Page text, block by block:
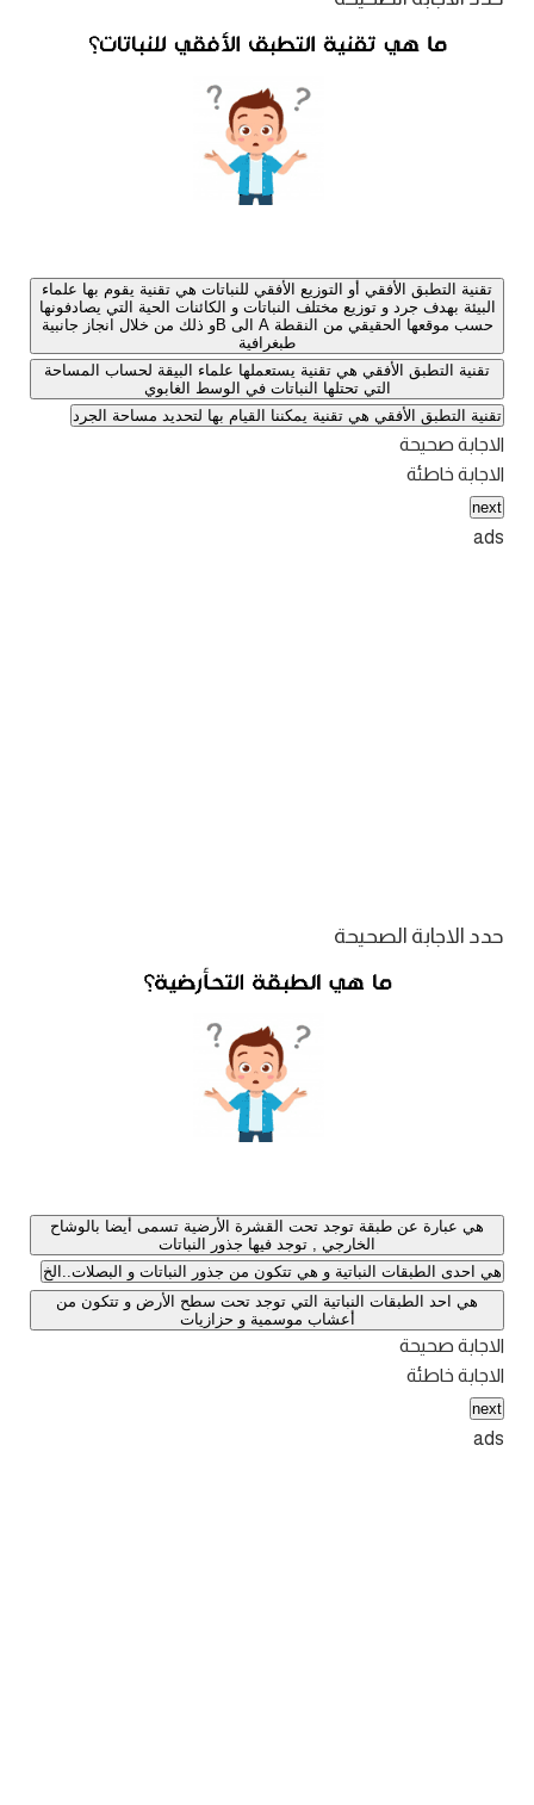
تقنية التطبق الأفقي أو التوزيع الأفقي للنباتات هي تقنية يقوم بها علماء
البيئة بهدف جرد و توزيع مختلف النباتات و الكائنات الحية التي يصادفونها
حسب موقعها الحقيقي من النقطة A الى Bو ذلك من خلال انجاز جانبية
طبغرافية
تقنية التطبق الأفقي هي تقنية يستعملها علماء البيقة لحساب المساحة
التي تحتلها النباتات في الوسط الغابوي
تقنية التطبق الأفقي هي تقنية يمكننا القيام بها لتحديد مساحة الجرد
الاجابة صحيحة
الاجابة خاطئة
next
ads
حدد الاجابة الصحيحة
هي عبارة عن طبقة توجد تحت القشرة الأرضية تسمى أيضا بالوشاح
الخارجي , توجد فيها جذور النباتات
هي احدى الطبقات النباتية و هي تتكون من جذور النباتات و البصلات..الخ
هي احد الطبقات النباتية التي توجد تحت سطح الأرض و تتكون من
أعشاب موسمية و حزازيات
الاجابة صحيحة
الاجابة خاطئة
next
ads